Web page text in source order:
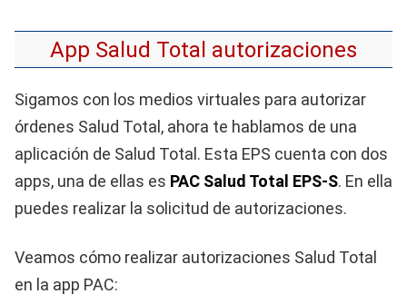
App Salud Total autorizaciones
Sigamos con los medios virtuales para autorizar
órdenes Salud Total, ahora te hablamos de una
aplicación de Salud Total. Esta EPS cuenta con dos
apps, una de ellas es PAC Salud Total EPS-S. En ella
puedes realizar la solicitud de autorizaciones.
Veamos cómo realizar autorizaciones Salud Total
en la app PAC: